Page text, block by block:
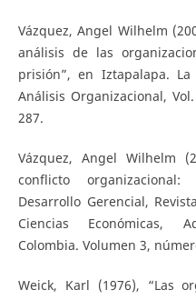
Vázquez, Angel Wilhelm
análisis de las
prisión”, en Iztapalapa.
Análisis Organizacional,
287.
Vázquez, Angel Wilhelm
conflicto
Desarrollo Gerencial,
Ciencias Económicas,
Colombia. Volumen 3,
Weick, Karl (1976), “Las